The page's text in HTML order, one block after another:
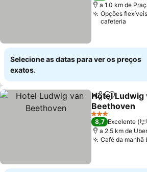
a 1.0 km de
Opções
cafeteria
Selecione as datas para ver os preços
exatos.
PartilharAdicionar
Hotel Ludwig
Beethoven
3 Estrelas
8,7 Excelente
a 2.5 km de
Café da manhã